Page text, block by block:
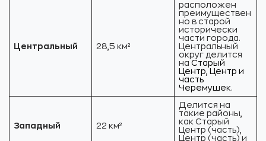
Центральный 28,5 км²
расположен
преимуществен
но в старой
исторически
части города.
Центральный
округ делится
на Старый
Центр, Центр и
часть
Черемушек.
Западный 22 км²
Делится на
такие районы,
как Старый
Центр (часть),
Центр (часть) и